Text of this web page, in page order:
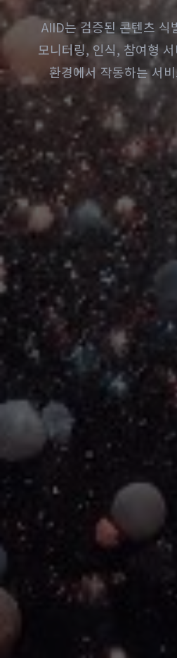
AIID는 검증된 콘텐츠 식
모니터링, 인식, 참여형
환경에서 작동하는 서